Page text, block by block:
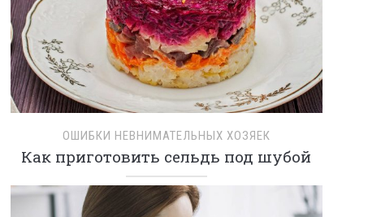
ОШИБКИ НЕВНИМАТЕЛЬНЫХ ХОЗЯЕК
Как приготовить сельдь под шубой